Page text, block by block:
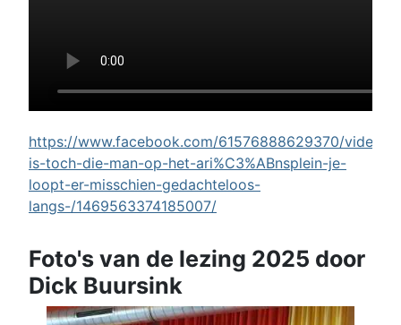
https://www.facebook.com/61576888629370/videos/
is-toch-die-man-op-het-ari%C3%ABnsplein-je-
loopt-er-misschien-gedachteloos-
langs-/1469563374185007/
Foto's van de lezing 2025 door
Dick Buursink